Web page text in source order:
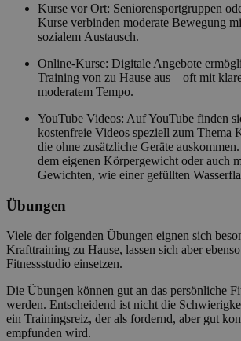
Kurse vor Ort: Seniorensportgruppen
Kurse verbinden moderate Bewegung
sozialem Austausch.
Online-Kurse: Digitale Angebote
Training von zu Hause aus – oft mit
moderatem Tempo.
YouTube Videos: Auf YouTube finden
kostenfreie Videos speziell zum Thema
die ohne zusätzliche Geräte
dem eigenen Körpergewicht oder auch
Gewichten, wie einer gefüllten
Übungen
Viele der folgenden Übungen eignen sich
Krafttraining zu Hause, lassen sich aber
Fitnessstudio einsetzen.
Die Übungen können gut an das persönliche
werden. Entscheidend ist nicht die
ein Trainingsreiz, der als fordernd, aber gut
empfunden wird.